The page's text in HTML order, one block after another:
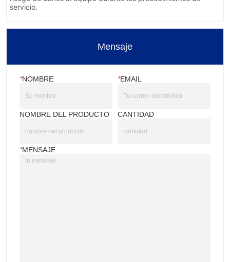
Mensaje
*NOMBRE *EMAIL
NOMBRE DEL PRODUCTO CANTIDAD
*MENSAJE